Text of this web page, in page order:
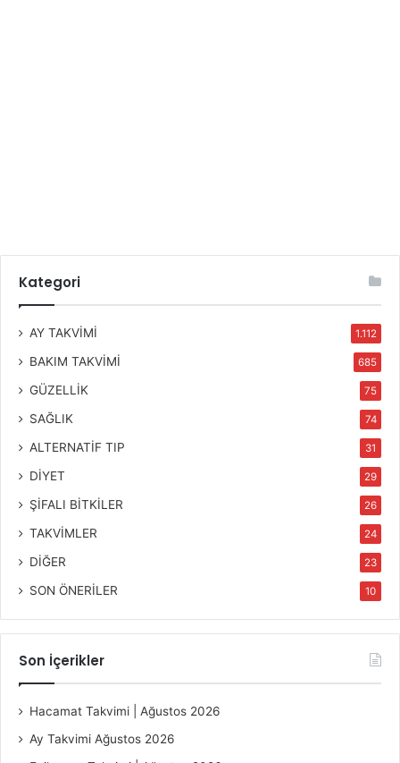
Kategori
AY TAKVİMİ 1.112
BAKIM TAKVİMİ 685
GÜZELLİK 75
SAĞLIK 74
ALTERNATİF TIP 31
DİYET 29
ŞİFALI BİTKİLER 26
TAKVİMLER 24
DİĞER 23
SON ÖNERİLER 10
Son İçerikler
Hacamat Takvimi | Ağustos 2026
Ay Takvimi Ağustos 2026